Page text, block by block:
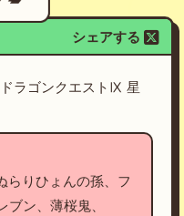
シェアする
ラゴンクエストⅨ 星
らりひょんの孫、フ
ン、薄桜鬼、